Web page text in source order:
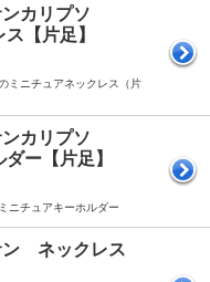
カリプソ
【片足】
ミニチュアネックレス（片
カリプソ
ー【片足】
ニチュアキーホルダー
ン ネックレス